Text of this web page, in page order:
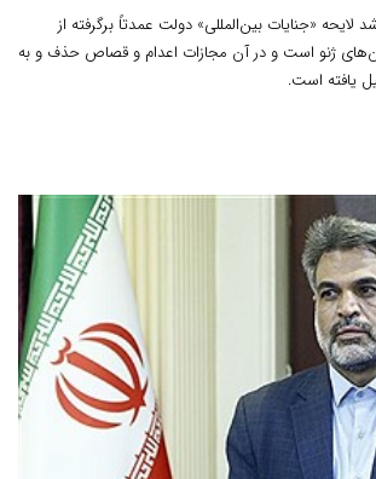
«جنایات بین‌المللی» دولت عمدتاً برگرفته از
ژنو است و در آن مجازات اعدام و قصاص حذف و به
یافته است.